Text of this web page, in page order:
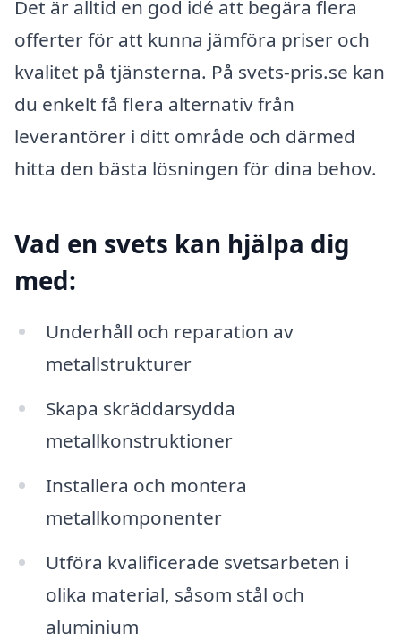
Det är alltid en god idé att begära flera
offerter för att kunna jämföra priser och
kvalitet på tjänsterna. På svets-pris.se kan
du enkelt få flera alternativ från
leverantörer i ditt område och därmed
hitta den bästa lösningen för dina behov.
Vad en svets kan hjälpa dig
med:
Underhåll och reparation av
metallstrukturer
Skapa skräddarsydda
metallkonstruktioner
Installera och montera
metallkomponenter
Utföra kvalificerade svetsarbeten i
olika material, såsom stål och
aluminium